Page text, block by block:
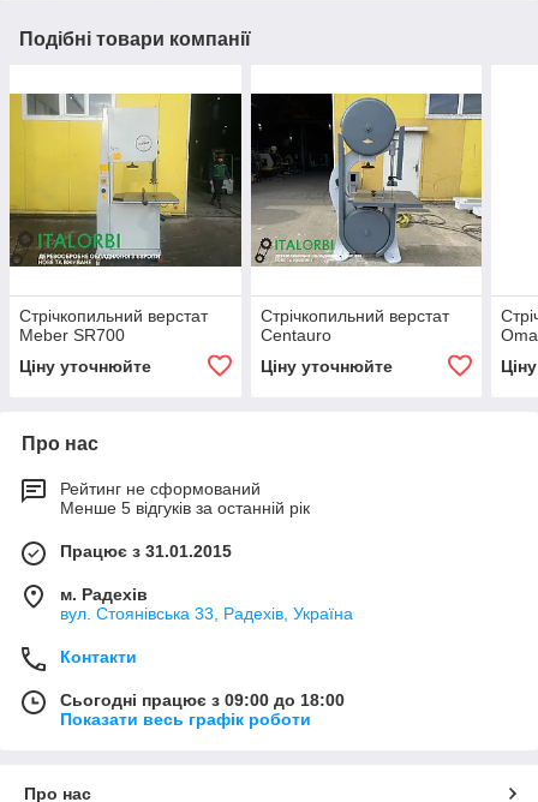
Подібні товари компанії
Стрічкопильний верстат
Meber SR700
Ціну уточнюйте
Стрічкопильний верстат
Centauro
Ціну уточнюйте
Про нас
Рейтинг не сформований
Менше 5 відгуків за останній рік
Працює з 31.01.2015
м. Радехів
вул. Стоянівська 33, Радехів, Україна
Контакти
Сьогодні працює з 09:00 до 18:00
Показати весь графік роботи
Про нас